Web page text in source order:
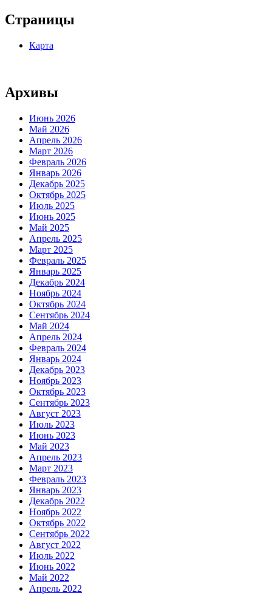
Страницы
Карта
Архивы
Июнь 2026
Май 2026
Апрель 2026
Март 2026
Февраль 2026
Январь 2026
Декабрь 2025
Октябрь 2025
Июль 2025
Июнь 2025
Май 2025
Апрель 2025
Март 2025
Февраль 2025
Январь 2025
Декабрь 2024
Ноябрь 2024
Октябрь 2024
Сентябрь 2024
Май 2024
Апрель 2024
Февраль 2024
Январь 2024
Декабрь 2023
Ноябрь 2023
Октябрь 2023
Сентябрь 2023
Август 2023
Июль 2023
Июнь 2023
Май 2023
Апрель 2023
Март 2023
Февраль 2023
Январь 2023
Декабрь 2022
Ноябрь 2022
Октябрь 2022
Сентябрь 2022
Август 2022
Июль 2022
Июнь 2022
Май 2022
Апрель 2022